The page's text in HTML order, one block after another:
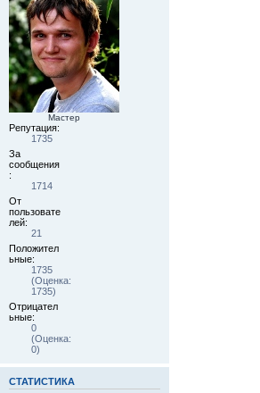
Мастер
Репутация:
1735
За
сообщения
:
1714
От
пользовате
лей:
21
Положител
ьные:
1735
(Оценка:
1735)
Отрицател
ьные:
0
(Оценка:
0)
СТАТИСТИКА